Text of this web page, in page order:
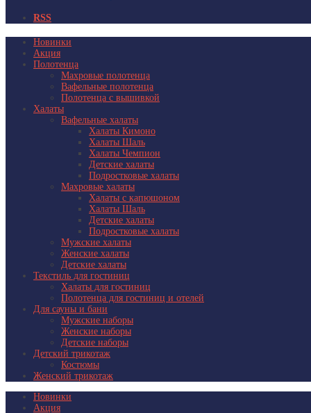
RSS
Новинки
Акция
Полотенца
Махровые полотенца
Вафельные полотенца
Полотенца с вышивкой
Халаты
Вафельные халаты
Халаты Кимоно
Халаты Шаль
Халаты Чемпион
Детские халаты
Подростковые халаты
Махровые халаты
Халаты с капюшоном
Халаты Шаль
Детские халаты
Подростковые халаты
Мужские халаты
Женские халаты
Детские халаты
Текстиль для гостиниц
Халаты для гостиниц
Полотенца для гостиниц и отелей
Для сауны и бани
Мужские наборы
Женские наборы
Детские наборы
Детский трикотаж
Костюмы
Женский трикотаж
Новинки
Акция